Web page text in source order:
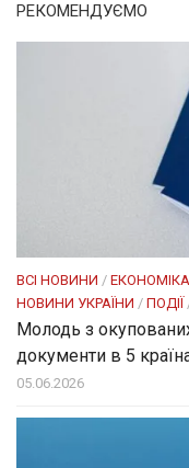
РЕКОМЕНДУЄМО
ВСІ НОВИНИ / ЕКОНОМІКА
НОВИНИ УКРАЇНИ / ПОДІЇ
Молодь з
документи в 5
05.06.2026